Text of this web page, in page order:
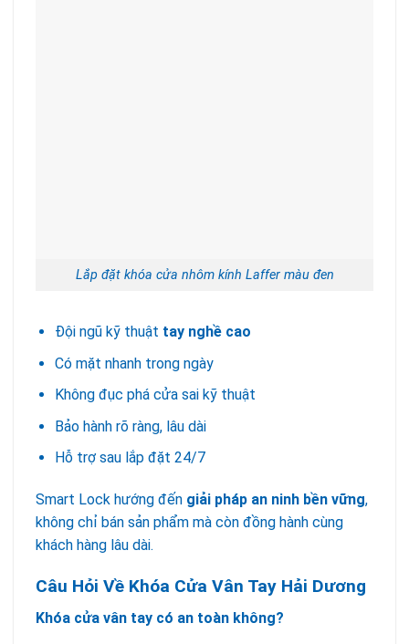
Lắp đặt khóa cửa nhôm kính Laffer màu đen
Đội ngũ kỹ thuật tay nghề cao
Có mặt nhanh trong ngày
Không đục phá cửa sai kỹ thuật
Bảo hành rõ ràng, lâu dài
Hỗ trợ sau lắp đặt 24/7
Smart Lock hướng đến giải pháp an ninh bền vững,
không chỉ bán sản phẩm mà còn đồng hành cùng
khách hàng lâu dài.
Câu Hỏi Về Khóa Cửa Vân Tay Hải Dương
Khóa cửa vân tay có an toàn không?